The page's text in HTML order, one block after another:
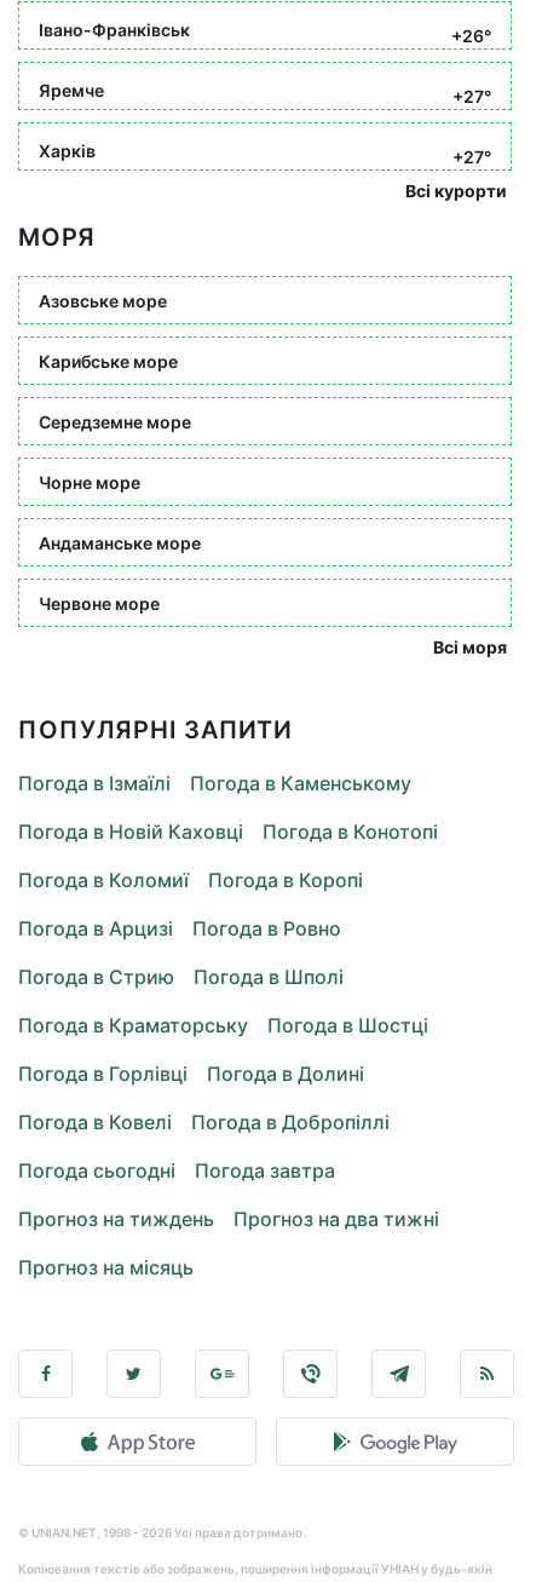
Івано-Франківськ +26°
Яремче +27°
Харків
+27°
Всі курорти
МОРЯ
Азовське море
Карибське море
Середземне море
Чорне море
Андаманське море
Червоне море
Всі моря
ПОПУЛЯРНІ ЗАПИТИ
Погода в Ізмаїлі
Погода в Каменському
Погода в Новій Каховці
Погода в Конотопі
Погода в Коломиї
Погода в Коропі
Погода в Арцизі
Погода в Ровно
Погода в Стрию
Погода в Шполі
Погода в Краматорську
Погода в Шостці
Погода в Горлівці
Погода в Долині
Погода в Ковелі
Погода в Добропіллі
Погода сьогодні
Погода завтра
Прогноз на тиждень
Прогноз на два тижні
Прогноз на місяць
© UNIAN.NET, 1998 - 2026 Усі права дотримано.
Копіювання текстів або зображень, поширення інформації УНІАН у будь-якій